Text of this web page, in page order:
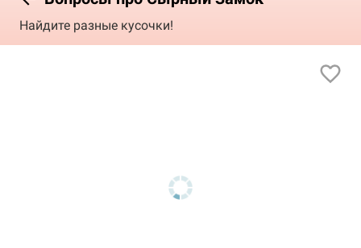
Найдите разные кусочки!